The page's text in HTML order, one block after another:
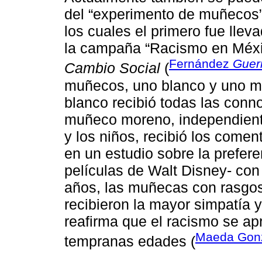
del “experimento de
los cuales el primero fue
la campaña “Racismo en
Cambio Social (Fernández
muñecos, uno blanco y uno
blanco recibió todas las
muñeco moreno,
y los niños, recibió los
en un estudio sobre la
películas de Walt Disney-
años, las muñecas con
recibieron la mayor simpatía
reafirma que el racismo se
tempranas edades (Maeda